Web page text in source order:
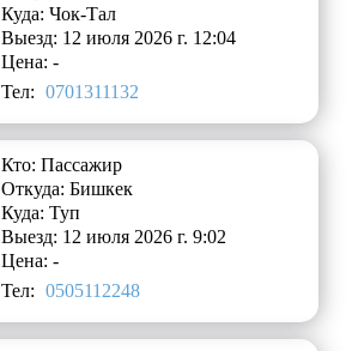
Куда: Чок-Тал
Выезд: 12 июля 2026 г. 12:04
Цена: -
Тел: 0701311132
Кто: Пассажир
Откуда: Бишкек
Куда: Туп
Выезд: 12 июля 2026 г. 9:02
Цена: -
Тел: 0505112248